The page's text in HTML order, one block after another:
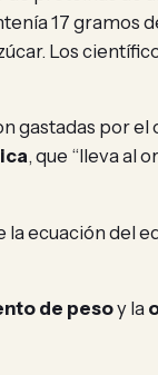
17 gramos
Los
gastadas por
, que “lleva al
la ecuación del
de pesoy la